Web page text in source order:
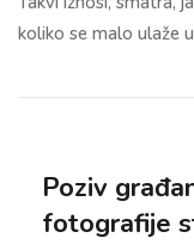
koliko se malo ulaže
Poziv
fotografije